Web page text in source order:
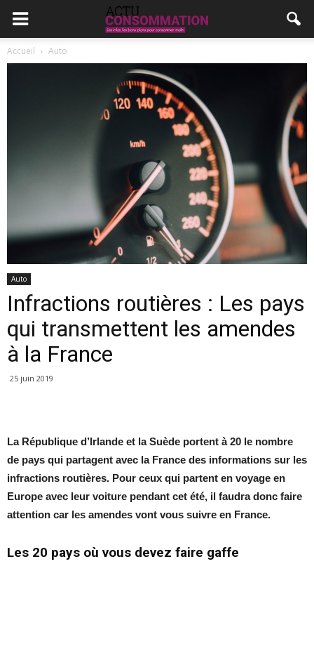
Accueil Auto
Auto
Infractions routières : Les pays
qui transmettent les amendes
à la France
25 juin 2019
La République d’Irlande et la Suède portent à 20 le nombre
de pays qui partagent avec la France des informations sur les
infractions routières. Pour ceux qui partent en voyage en
Europe avec leur voiture pendant cet été, il faudra donc faire
attention car les amendes vont vous suivre en France.
Les 20 pays où vous devez faire gaffe